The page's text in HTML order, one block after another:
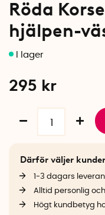
Röda
hjälpen-
295 kr
Därför väljer
1-3 dagars
Alltid personlig
Högt kundbetyg